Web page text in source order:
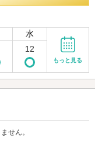
水
12
もっと見る
せん。